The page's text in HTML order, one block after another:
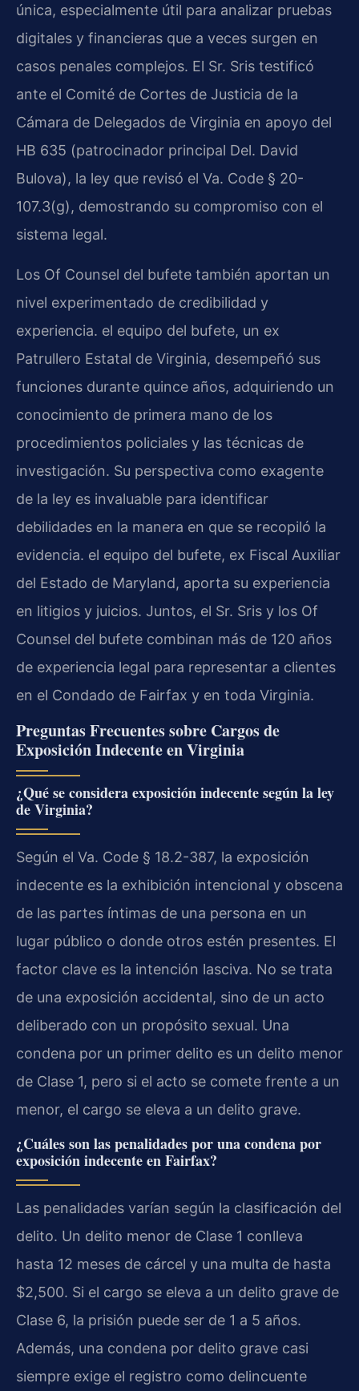
única, especialmente útil para analizar pruebas
digitales y financieras que a veces surgen en
casos penales complejos. El Sr. Sris testificó
ante el Comité de Cortes de Justicia de la
Cámara de Delegados de Virginia en apoyo del
HB 635 (patrocinador principal Del. David
Bulova), la ley que revisó el Va. Code § 20-
107.3(g), demostrando su compromiso con el
sistema legal.
Los Of Counsel del bufete también aportan un
nivel experimentado de credibilidad y
experiencia. el equipo del bufete, un ex
Patrullero Estatal de Virginia, desempeñó sus
funciones durante quince años, adquiriendo un
conocimiento de primera mano de los
procedimientos policiales y las técnicas de
investigación. Su perspectiva como exagente
de la ley es invaluable para identificar
debilidades en la manera en que se recopiló la
evidencia. el equipo del bufete, ex Fiscal Auxiliar
del Estado de Maryland, aporta su experiencia
en litigios y juicios. Juntos, el Sr. Sris y los Of
Counsel del bufete combinan más de 120 años
de experiencia legal para representar a clientes
en el Condado de Fairfax y en toda Virginia.
Preguntas Frecuentes sobre Cargos de
Exposición Indecente en Virginia
¿Qué se considera exposición indecente según la ley
de Virginia?
Según el Va. Code § 18.2-387, la exposición
indecente es la exhibición intencional y obscena
de las partes íntimas de una persona en un
lugar público o donde otros estén presentes. El
factor clave es la intención lasciva. No se trata
de una exposición accidental, sino de un acto
deliberado con un propósito sexual. Una
condena por un primer delito es un delito menor
de Clase 1, pero si el acto se comete frente a un
menor, el cargo se eleva a un delito grave.
¿Cuáles son las penalidades por una condena por
exposición indecente en Fairfax?
Las penalidades varían según la clasificación del
delito. Un delito menor de Clase 1 conlleva
hasta 12 meses de cárcel y una multa de hasta
$2,500. Si el cargo se eleva a un delito grave de
Clase 6, la prisión puede ser de 1 a 5 años.
Además, una condena por delito grave casi
siempre exige el registro como delincuente